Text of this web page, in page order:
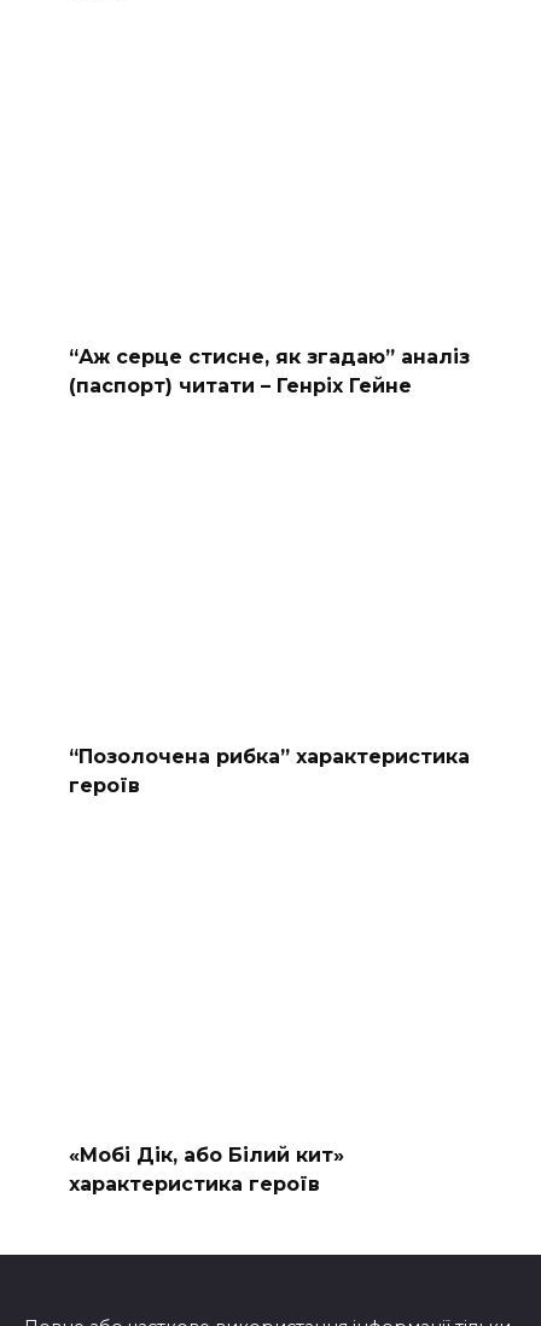
“Аж серце стисне, як згадаю” аналіз
(паспорт) читати – Генріх Гейне
“Позолочена рибка” характеристика
героїв
«Мобі Дік, або Білий кит»
характеристика героїв